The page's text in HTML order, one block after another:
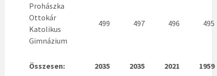
Prohászka
Ottokár
Katolikus
Gimnázium
499 497 496 495
Összesen: 2035 2035 2021 1959